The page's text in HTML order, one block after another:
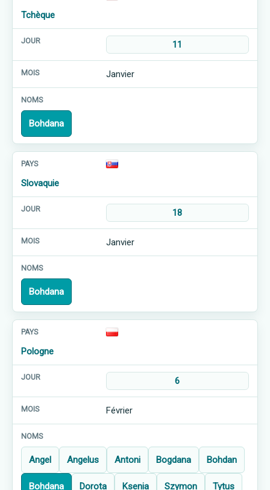
Tchèque
11
Janvier
Bohdana
Slovaquie
18
Janvier
Bohdana
Pologne
6
Février
Angel Angelus Antoni Bogdana Bohdan
Bohdana Dorota Ksenia Szymon Tytus